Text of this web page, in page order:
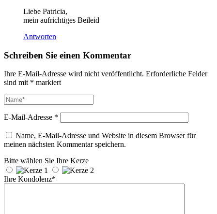
Liebe Patricia,
mein aufrichtiges Beileid
Antworten
Schreiben Sie einen Kommentar
Ihre E-Mail-Adresse wird nicht veröffentlicht. Erforderliche Felder
sind mit * markiert
E-Mail-Adresse *
Name, E-Mail-Adresse und Website in diesem Browser für
meinen nächsten Kommentar speichern.
Bitte wählen Sie Ihre Kerze
Ihre Kondolenz*